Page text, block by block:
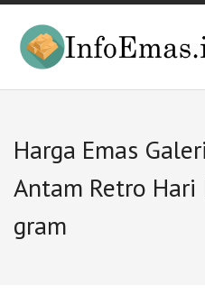
Skip
content
Harga Emas
Antam Retro
gram